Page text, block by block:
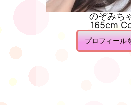
のぞみち
165cm
プロフィール